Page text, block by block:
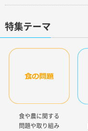
特集テーマ
食や農に関する
問題や取り組み